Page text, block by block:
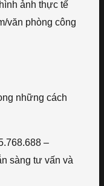
ảnh thực tế
văn phòng công
những cách
–
sàng tư vấn và